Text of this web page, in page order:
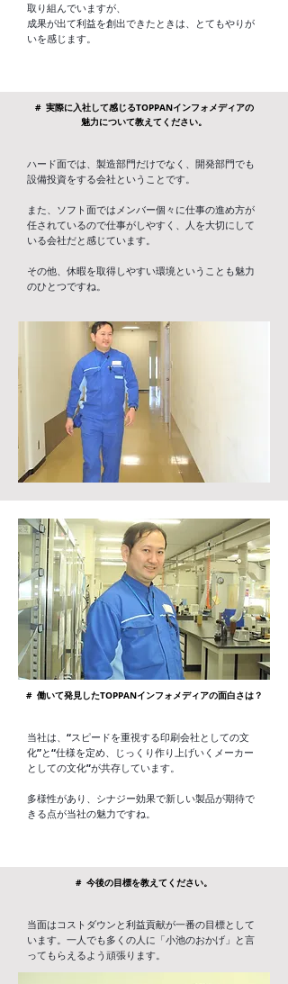
取り組んでいますが、
成果が出て利益を創出できたときは、とてもやりが
いを感じます。
# 実際に入社して感じるTOPPANインフォメディアの
魅力について教えてください。
ハード面では、製造部門だけでなく、開発部門でも
設備投資をする会社ということです。
また、ソフト面ではメンバー個々に仕事の進め方が
任されているので仕事がしやすく、人を大切にして
いる会社だと感じています。
その他、休暇を取得しやすい環境ということも魅力
のひとつですね。
# 働いて発見したTOPPANインフォメディアの面白さは？
当社は、“スピードを重視する印刷会社としての文
化”と“仕様を定め、じっくり作り上げいくメーカー
としての文化”が共存しています。
多様性があり、シナジー効果で新しい製品が期待で
きる点が当社の魅力ですね。
# 今後の目標を教えてください。
当面はコストダウンと利益貢献が一番の目標として
います。一人でも多くの人に「小池のおかげ」と言
ってもらえるよう頑張ります。